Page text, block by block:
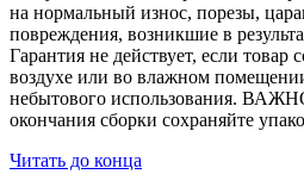
на нормальный износ, порезы,
повреждения, возникшие в
Гарантия не действует, если товар
воздухе или во влажном
небытового использования.
окончания сборки сохраняйте
Читать до конца